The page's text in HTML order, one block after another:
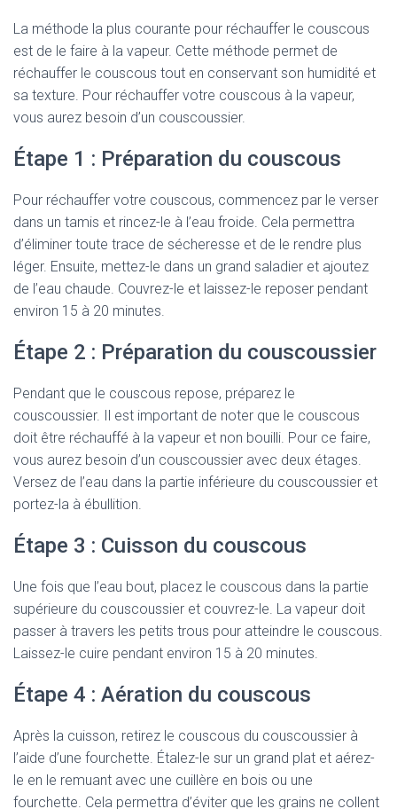
La méthode la plus courante pour réchauffer le couscous
est de le faire à la vapeur. Cette méthode permet de
réchauffer le couscous tout en conservant son humidité et
sa texture. Pour réchauffer votre couscous à la vapeur,
vous aurez besoin d’un couscoussier.
Étape 1 : Préparation du couscous
Pour réchauffer votre couscous, commencez par le verser
dans un tamis et rincez-le à l’eau froide. Cela permettra
d’éliminer toute trace de sécheresse et de le rendre plus
léger. Ensuite, mettez-le dans un grand saladier et ajoutez
de l’eau chaude. Couvrez-le et laissez-le reposer pendant
environ 15 à 20 minutes.
Étape 2 : Préparation du couscoussier
Pendant que le couscous repose, préparez le
couscoussier. Il est important de noter que le couscous
doit être réchauffé à la vapeur et non bouilli. Pour ce faire,
vous aurez besoin d’un couscoussier avec deux étages.
Versez de l’eau dans la partie inférieure du couscoussier et
portez-la à ébullition.
Étape 3 : Cuisson du couscous
Une fois que l’eau bout, placez le couscous dans la partie
supérieure du couscoussier et couvrez-le. La vapeur doit
passer à travers les petits trous pour atteindre le couscous.
Laissez-le cuire pendant environ 15 à 20 minutes.
Étape 4 : Aération du couscous
Après la cuisson, retirez le couscous du couscoussier à
l’aide d’une fourchette. Étalez-le sur un grand plat et aérez-
le en le remuant avec une cuillère en bois ou une
fourchette. Cela permettra d’éviter que les grains ne collent